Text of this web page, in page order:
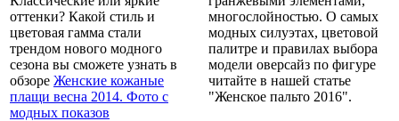
оттенки? Какой стиль и
цветовая гамма стали
трендом нового модного
сезона вы сможете узнать в
обзоре Женские кожаные
плащи весна 2014. Фото с
модных показов
многослойностью. О самых
модных силуэтах, цветовой
палитре и правилах выбора
модели оверсайз по фигуре
читайте в нашей статье
"Женское пальто 2016".